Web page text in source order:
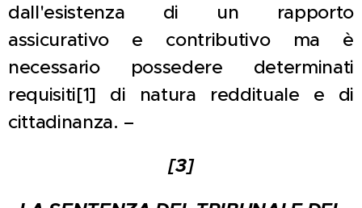
dall'esistenza di un rapporto
assicurativo e contributivo ma è
necessario possedere determinati
requisiti[1] di natura reddituale e di
cittadinanza. –
[3]